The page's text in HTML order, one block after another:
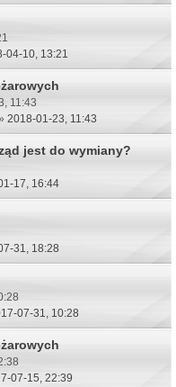
04-10, 13:21
11:43
2018-01-23, 11:43
jest do wymiany?
17, 16:44
31, 18:28
07-31, 10:28
07-15, 22:39